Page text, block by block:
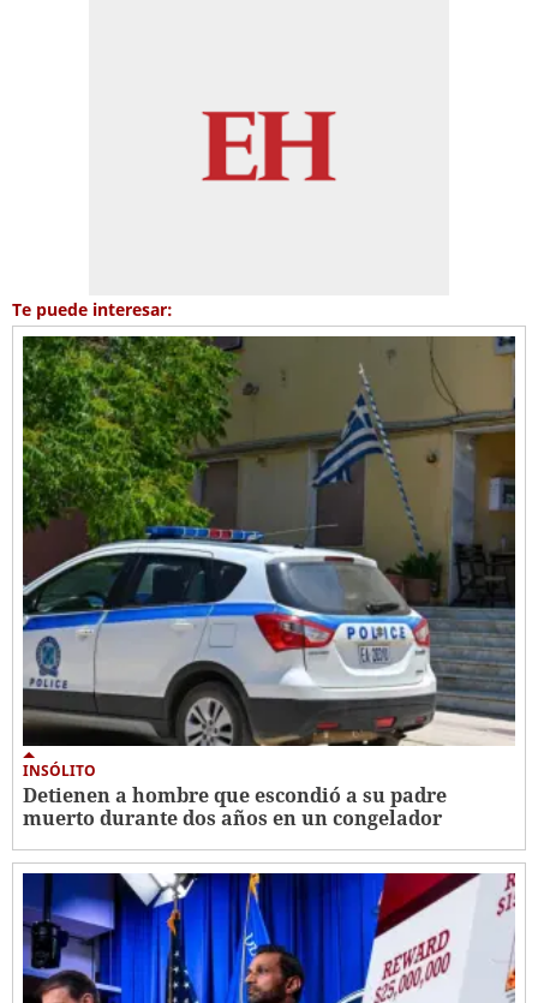
Te puede interesar:
INSÓLITO
Detienen a hombre que escondió a su padre
muerto durante dos años en un congelador